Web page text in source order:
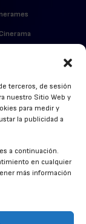
terceros, de sesión
nuestro Sitio Web y
para medir y
la publicidad a
a continuación.
en cualquier
más información